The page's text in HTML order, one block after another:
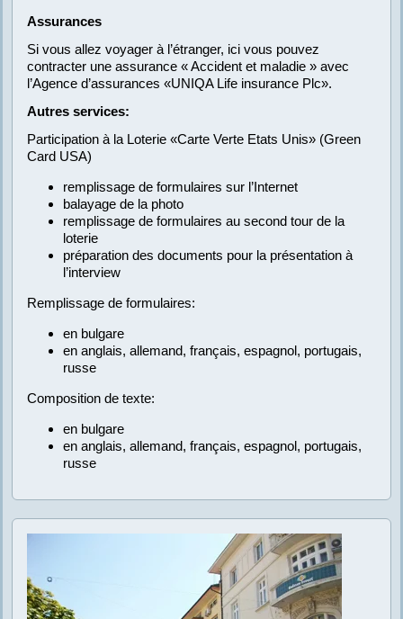
Assurances
Si vous allez voyager à l’étranger, ici vous pouvez
contracter une assurance « Accident et maladie » avec
l’Agence d’assurances «UNIQA Life insurance Plc».
Autres services:
Participation à la Loterie «Carte Verte Etats Unis» (Green
Card USA)
remplissage de formulaires sur l’Internet
balayage de la photo
remplissage de formulaires au second tour de la
loterie
préparation des documents pour la présentation à
l’interview
Remplissage de formulaires:
en bulgare
en anglais, allemand, français, espagnol, portugais,
russe
Composition de texte:
en bulgare
en anglais, allemand, français, espagnol, portugais,
russe